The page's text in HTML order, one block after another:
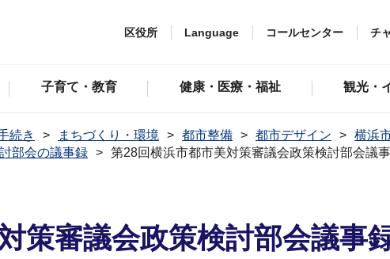
区役所 Language コールセンター チ
子育て・教育 健康・医療・福祉 観光・
続き まちづくり・環境 都市整備 都市デザイン 横浜
部会の議事録
第28回横浜市都市美対策審議会政策検討部会議
策審議会政策検討部会議事